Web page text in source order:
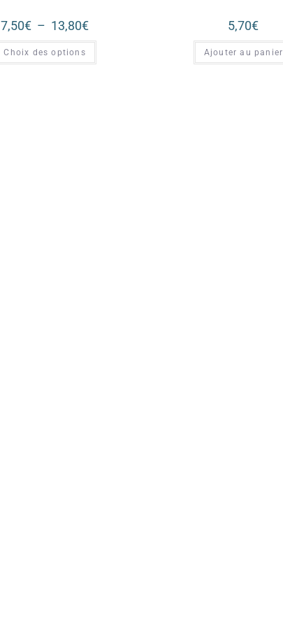
7,50€ – 13,80€
Choix des options
5,70€
Ajouter au panier